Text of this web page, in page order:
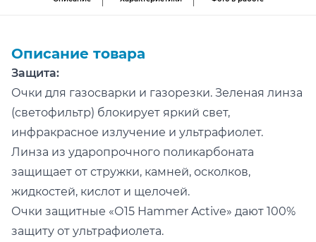
Описание товара
Защита:
Очки для газосварки и газорезки. Зеленая линза
(светофильтр) блокирует яркий свет,
инфракрасное излучение и ультрафиолет.
Линза из ударопрочного поликарбоната
защищает от стружки, камней, осколков,
жидкостей, кислот и щелочей.
Очки защитные «О15 Hammer Active» дают 100%
защиту от ультрафиолета.